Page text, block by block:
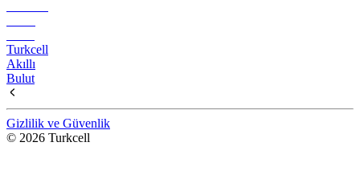
Turkcell
Akıllı
Bulut
Gizlilik ve Güvenlik
© 2026 Turkcell